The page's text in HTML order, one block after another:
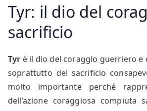
Tyr: il dio del
sacrificio
Tyr è il dio del coraggio guerriero e
soprattutto del sacrificio
molto importante perché
dell’azione coraggiosa compiuta